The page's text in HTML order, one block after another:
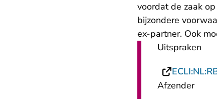
voordat de zaak
bijzondere
ex-partner. Ook
Uitspraken
Afzender